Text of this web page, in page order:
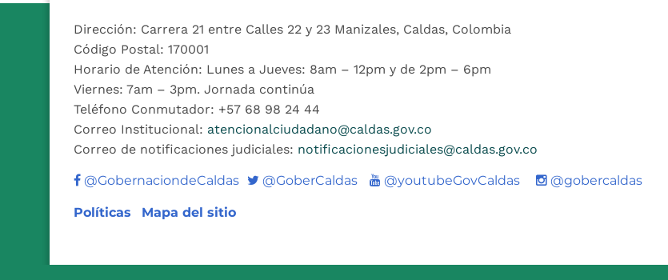
Dirección: Carrera 21 entre Calles 22 y 23 Manizales, Caldas, Colombia
Código Postal: 170001
Horario de Atención: Lunes a Jueves: 8am – 12pm y de 2pm – 6pm
Viernes: 7am – 3pm. Jornada continúa
Teléfono Conmutador: +57 68 98 24 44
Correo Institucional: atencionalciudadano@caldas.gov.co
Correo de notificaciones judiciales: notificacionesjudiciales@caldas.gov.co
@GobernaciondeCaldas Twitter
@GoberCaldas Youtube
@youtubeGovCaldas @gobercaldas
Políticas Mapa del sitio